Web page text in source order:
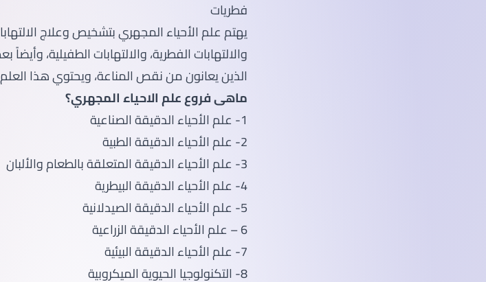
فطريات
يهتم علم الأحياء المجهري بتشخيص وعلاج
والالتهابات الفطرية، والالتهابات الطفيلية،
الذين يعانون من نقص المناعة، ويحتوي هذا
ماهى فروع علم الاحياء المجهري؟
1- علم الأحياء الدقيقة الصناعية
2- علم الأحياء الدقيقة الطبية
3- علم الأحياء الدقيقة المتعلقة بالطعام والألبان
4- علم الأحياء الدقيقة البيطرية
5- علم الأحياء الدقيقة الصيدلانية
6 – علم الأحياء الدقيقة الزراعية
7- علم الأحياء الدقيقة البيئية
8- التكنولوجيا الحيوية الميكروبية